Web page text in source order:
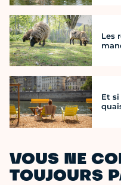
Les
Et
VOUS NE
TOUJOURS